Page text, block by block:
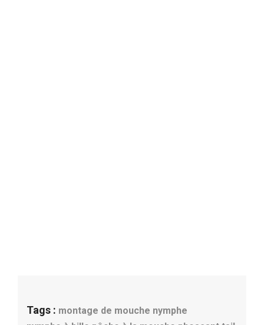
Tags : montage de mouche nymphe